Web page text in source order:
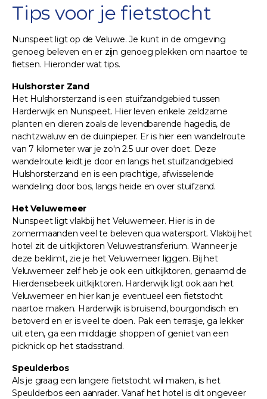
Tips voor je fietstocht
Nunspeet ligt op de Veluwe. Je kunt in de omgeving
genoeg beleven en er zijn genoeg plekken om naartoe te
fietsen. Hieronder wat tips.
Hulshorster Zand
Het Hulshorsterzand is een stuifzandgebied tussen
Harderwijk en Nunspeet. Hier leven enkele zeldzame
planten en dieren zoals de levendbarende hagedis, de
nachtzwaluw en de duinpieper. Er is hier een wandelroute
van 7 kilometer war je zo'n 2.5 uur over doet. Deze
wandelroute leidt je door en langs het stuifzandgebied
Hulshorsterzand en is een prachtige, afwisselende
wandeling door bos, langs heide en over stuifzand.
Het Veluwemeer
Nunspeet ligt vlakbij het Veluwemeer. Hier is in de
zomermaanden veel te beleven qua watersport. Vlakbij het
hotel zit de uitkijktoren Veluwestransferium. Wanneer je
deze beklimt, zie je het Veluwemeer liggen. Bij het
Veluwemeer zelf heb je ook een uitkijktoren, genaamd de
Hierdensebeek uitkijktoren. Harderwijk ligt ook aan het
Veluwemeer en hier kan je eventueel een fietstocht
naartoe maken. Harderwijk is bruisend, bourgondisch en
betoverd en er is veel te doen. Pak een terrasje, ga lekker
uit eten, ga een middagje shoppen of geniet van een
picknick op het stadsstrand.
Speulderbos
Als je graag een langere fietstocht wil maken, is het
Speulderbos een aanrader. Vanaf het hotel is dit ongeveer